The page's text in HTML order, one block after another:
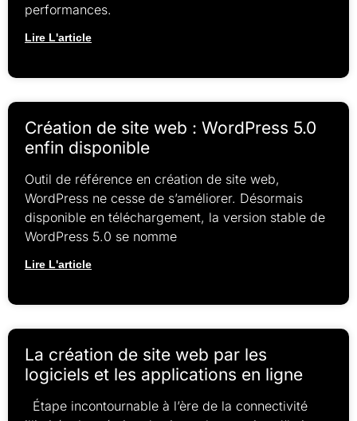
performances.
Lire L'article
Création de site web : WordPress 5.0
enfin disponible
Outil de référence en création de site web,
WordPress ne cesse de s’améliorer. Désormais
disponible en téléchargement, la version stable de
WordPress 5.0 se nomme
Lire L'article
La création de site web par les
logiciels et les applications en ligne
Étape incontournable à l’ère de la connectivité